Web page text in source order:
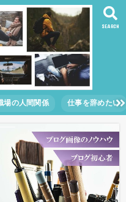
SEARCH
場の人間関係 仕事を辞めたい